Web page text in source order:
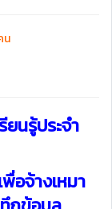
น
ยนรู้ประจำ
อจ้างเหมา